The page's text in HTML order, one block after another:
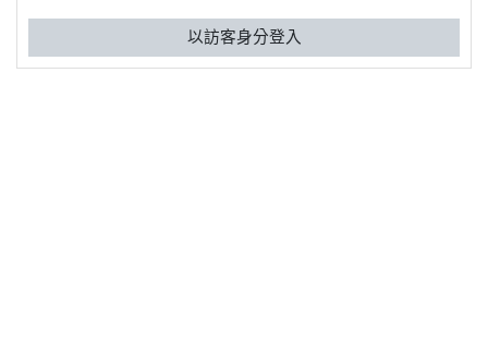
以訪客身分登入